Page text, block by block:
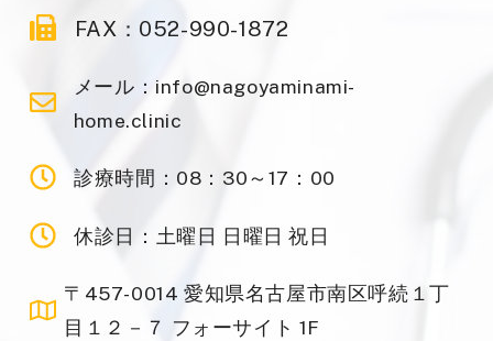
FAX：052-990-1872
メール：info@nagoyaminami-
home.clinic
診療時間：08：30～17：00
休診日：土曜日 日曜日 祝日
〒457-0014 愛知県名古屋市南区呼続１丁
目１２－７ フォーサイト 1F